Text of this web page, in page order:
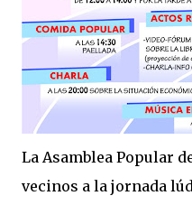
La Asamblea Popular
vecinos a la jornada